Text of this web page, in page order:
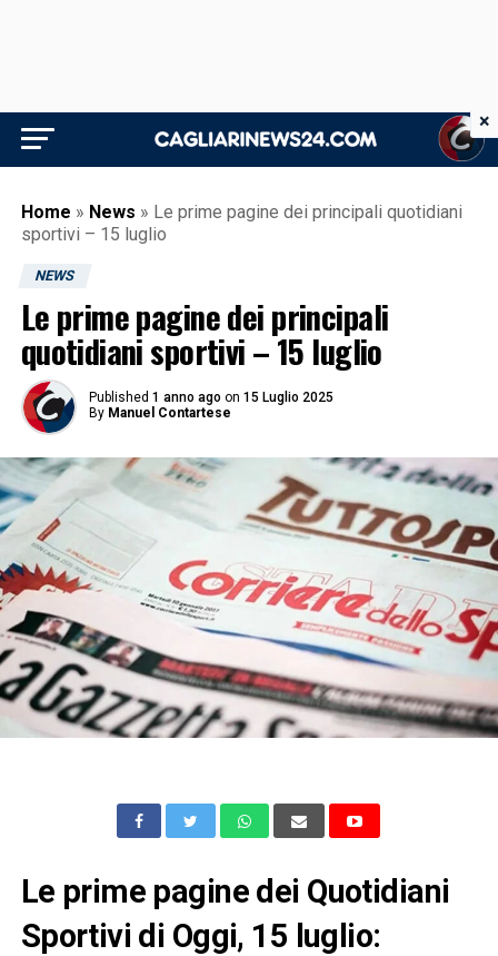
Home » News » Le prime pagine dei principali quotidiani
sportivi – 15 luglio
NEWS
Le prime pagine dei principali
quotidiani sportivi – 15 luglio
Published 1 anno ago on 15 Luglio 2025
By Manuel Contartese
Le prime pagine dei Quotidiani
Sportivi di Oggi, 15 luglio:
×